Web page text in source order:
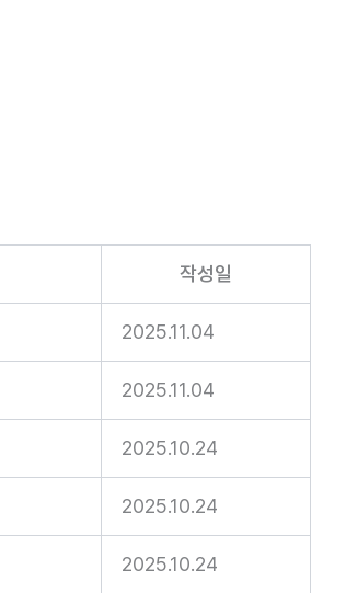
작성일
2025.11.04
2025.11.04
2025.10.24
2025.10.24
2025.10.24